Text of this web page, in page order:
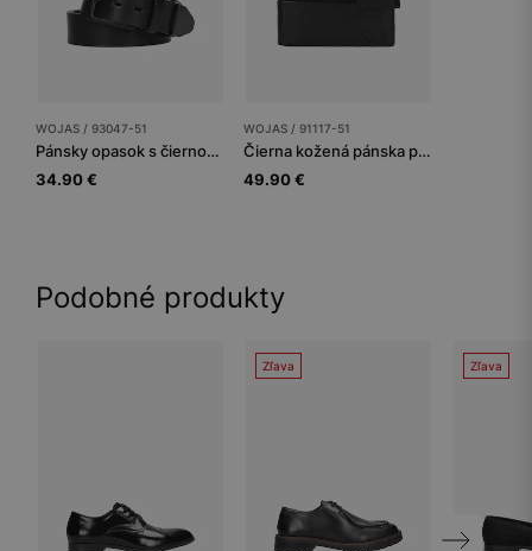
WOJAS / 93047-51
Pánsky opasok s čiernou prackou
34.90 €
WOJAS / 91117-51
Čierna kožená pánska peňaženka so zapínaním na patentku
49.90 €
Podobné produkty
Zľava Zľava